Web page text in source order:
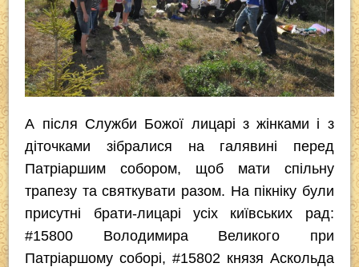
А після Служби Божої лицарі з жінками і з
діточками зібралися на галявині перед
Патріаршим собором, щоб мати спільну
трапезу та святкувати разом. На пікніку були
присутні брати-лицарі усіх київських рад:
#15800 Володимира Великого при
Патріаршому соборі, #15802 князя Аскольда